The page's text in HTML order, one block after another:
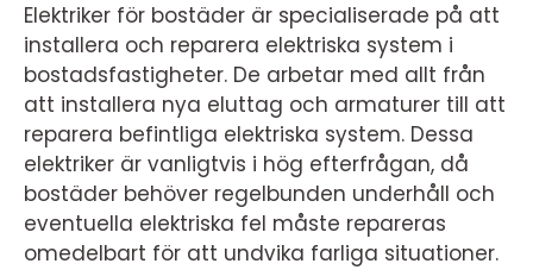
Elektriker för bostäder är specialiserade på att
installera och reparera elektriska system i
bostadsfastigheter. De arbetar med allt från
att installera nya eluttag och armaturer till att
reparera befintliga elektriska system. Dessa
elektriker är vanligtvis i hög efterfrågan, då
bostäder behöver regelbunden underhåll och
eventuella elektriska fel måste repareras
omedelbart för att undvika farliga situationer.